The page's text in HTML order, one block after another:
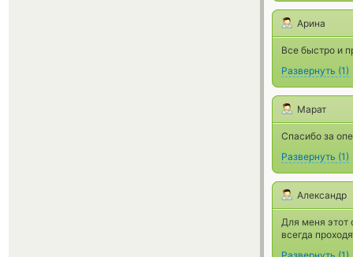
Арина
Все быстро и
Развернуть (1)
Марат
Спасибо за
Развернуть (1)
Александр
Для меня этот
всегда